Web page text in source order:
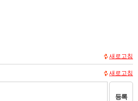
새로고침
새로고침
등록